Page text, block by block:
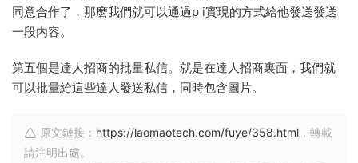
同意合作了，那麽我們就可以通過p i實現的方式給他發送發送
一段内容。
第五個是達人招商的批量私信。就是在達人招商裏面，我們就
可以批量給這些達人發送私信，同時包含圖片。
原文鏈接： https://laomaotech.com/fuye/358.html ，轉載
請注明出處。